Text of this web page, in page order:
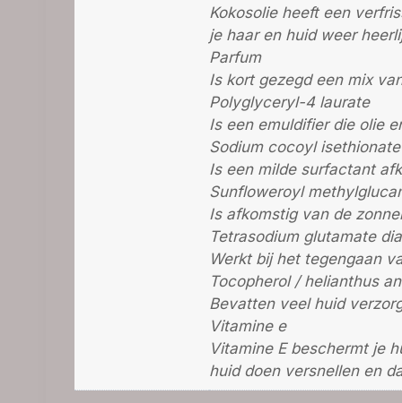
Kokosolie heeft een
je haar en huid weer
Parfum
Is kort gezegd een mix
Polyglyceryl-4 laurate
Is een emuldifier die olie
Sodium cocoyl isethionate
Is een milde surfactant
Sunfloweroyl
Is afkomstig van de
Tetrasodium glutamate
Werkt bij het tegengaan
Tocopherol / helianthus
Bevatten veel huid
Vitamine e
Vitamine E beschermt je
huid doen versnellen en